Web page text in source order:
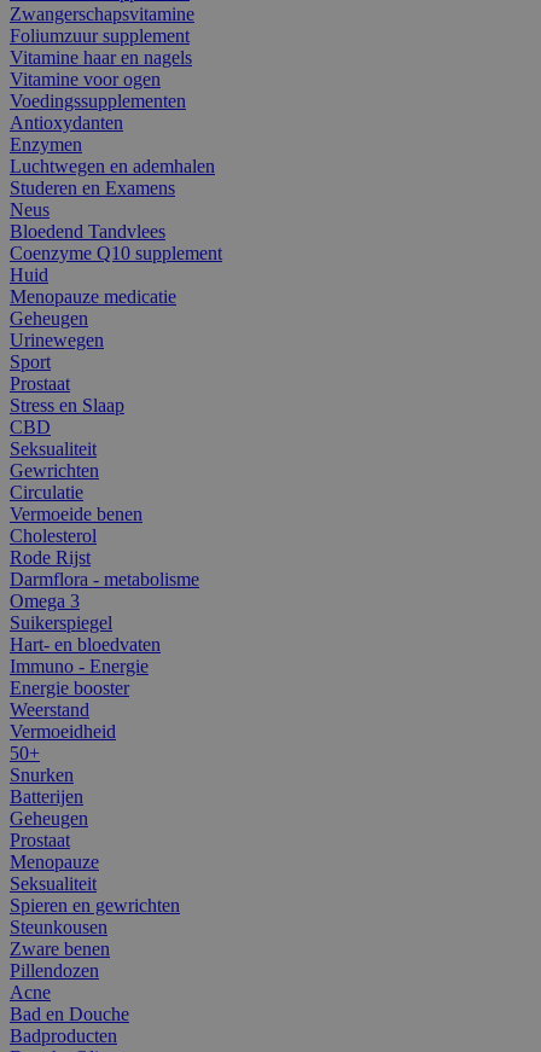
Zwangerschapsvitamine
Foliumzuur supplement
Vitamine haar en nagels
Vitamine voor ogen
Voedingssupplementen
Antioxydanten
Enzymen
Luchtwegen en ademhalen
Studeren en Examens
Neus
Bloedend Tandvlees
Coenzyme Q10 supplement
Huid
Menopauze medicatie
Geheugen
Urinewegen
Sport
Prostaat
Stress en Slaap
CBD
Seksualiteit
Gewrichten
Circulatie
Vermoeide benen
Cholesterol
Rode Rijst
Darmflora - metabolisme
Omega 3
Suikerspiegel
Hart- en bloedvaten
Immuno - Energie
Energie booster
Weerstand
Vermoeidheid
50+
Snurken
Batterijen
Geheugen
Prostaat
Menopauze
Seksualiteit
Spieren en gewrichten
Steunkousen
Zware benen
Pillendozen
Acne
Bad en Douche
Badproducten